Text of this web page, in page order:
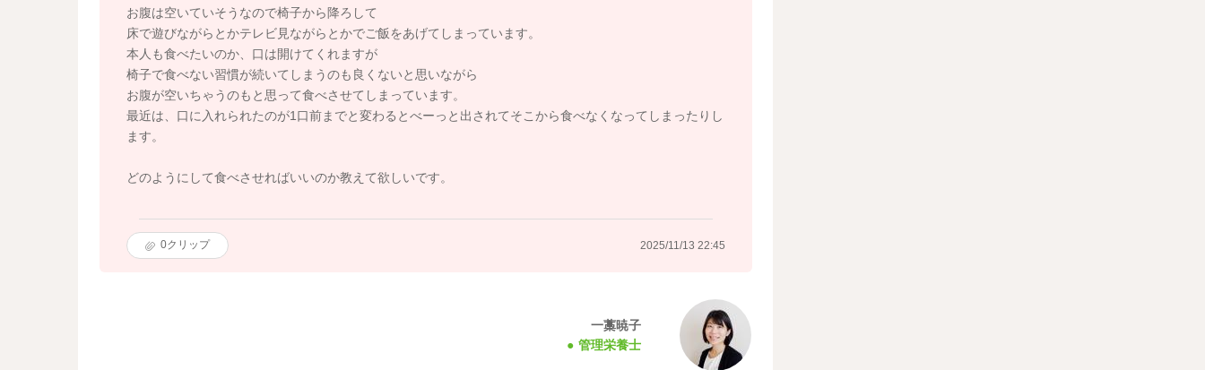
お腹は空いていそうなので椅子から降ろして
床で遊びながらとかテレビ見ながらとかでご飯をあげてしまっています。
本人も食べたいのか、口は開けてくれますが
椅子で食べない習慣が続いてしまうのも良くないと思いながら
お腹が空いちゃうのもと思って食べさせてしまっています。
最近は、口に入れられたのが1口前までと変わるとべーっと出されてそこから食べなくなってしまったりし
ます。
どのようにして食べさせればいいのか教えて欲しいです。
0クリップ 2025/11/13 22:45
一藁暁子
管理栄養士